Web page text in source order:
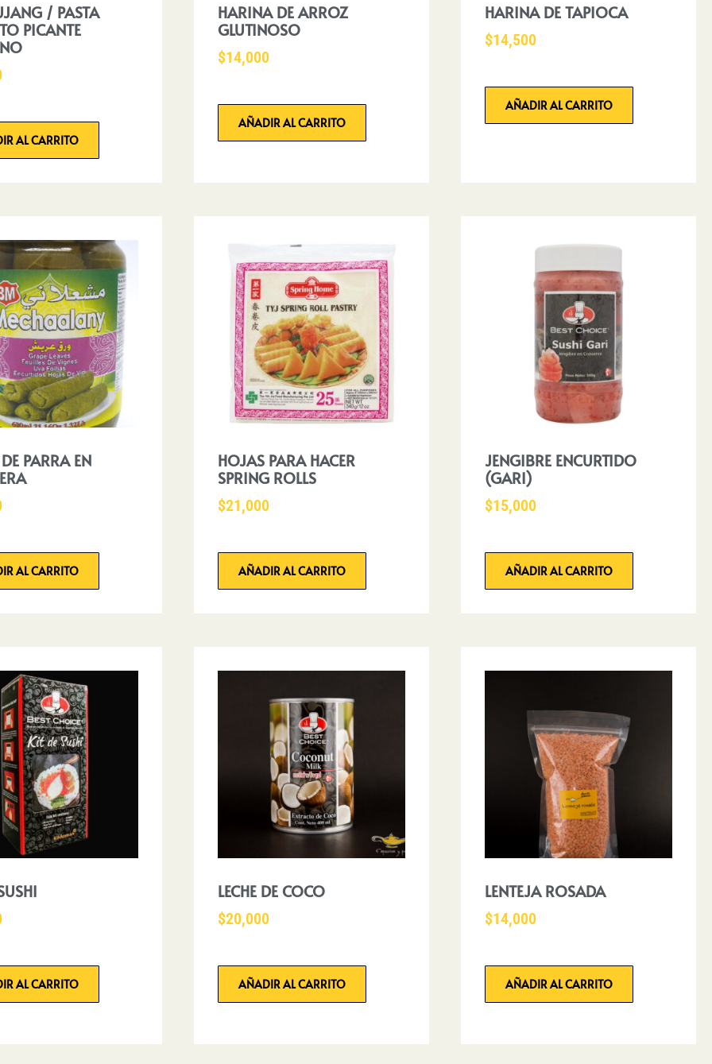
/ PASTA
PICANTE
AL CARRITO
HARINA DE ARROZ
GLUTINOSO
$14,000
AÑADIR AL CARRITO
HARINA DE TAPIOCA
$14,500
AÑADIR AL CARRITO
PARRA EN
AL CARRITO
HOJAS PARA HACER
SPRING ROLLS
$21,000
AÑADIR AL CARRITO
JENGIBRE ENCURTIDO
(GARI)
$15,000
AÑADIR AL CARRITO
AL CARRITO
LECHE DE COCO
$20,000
AÑADIR AL CARRITO
LENTEJA ROSADA
$14,000
AÑADIR AL CARRITO